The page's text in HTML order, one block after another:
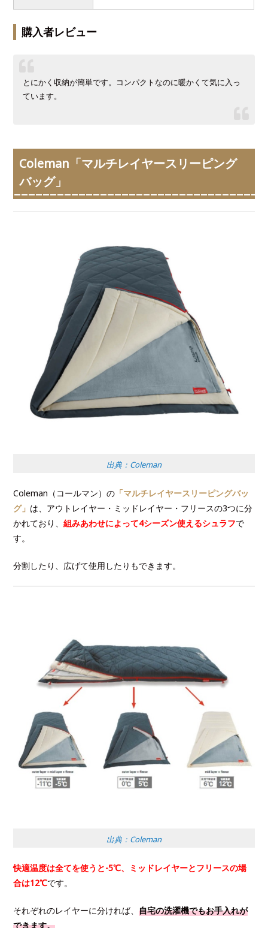
購入者レビュー
とにかく収納が簡単です。コンパクトなのに暖かくて気に入っ
ています。
Coleman「マルチレイヤースリーピング
バッグ」
出典：Coleman
Coleman（コールマン）の 「マルチレイヤースリーピングバッ
グ」 は、アウトレイヤー・ミッドレイヤー・フリースの3つに分
かれており、組みあわせによって4シーズン使えるシュラフで
す。
分割したり、広げて使用したりもできます。
出典：Coleman
快適温度は全てを使うと-5℃、ミッドレイヤーとフリースの場
合は12℃です。
それぞれのレイヤーに分ければ、自宅の洗濯機でもお手入れが
できます。